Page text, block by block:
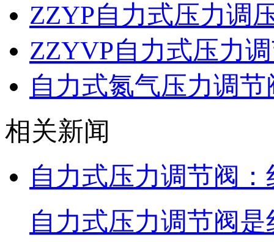
ZZYP自力式压力调
ZZYVP自力式压力
自力式氮气压力调节
相关新闻
自力式压力调节阀
自力式压力调节阀